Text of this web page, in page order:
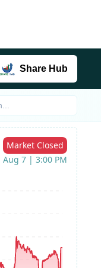
Share Hub